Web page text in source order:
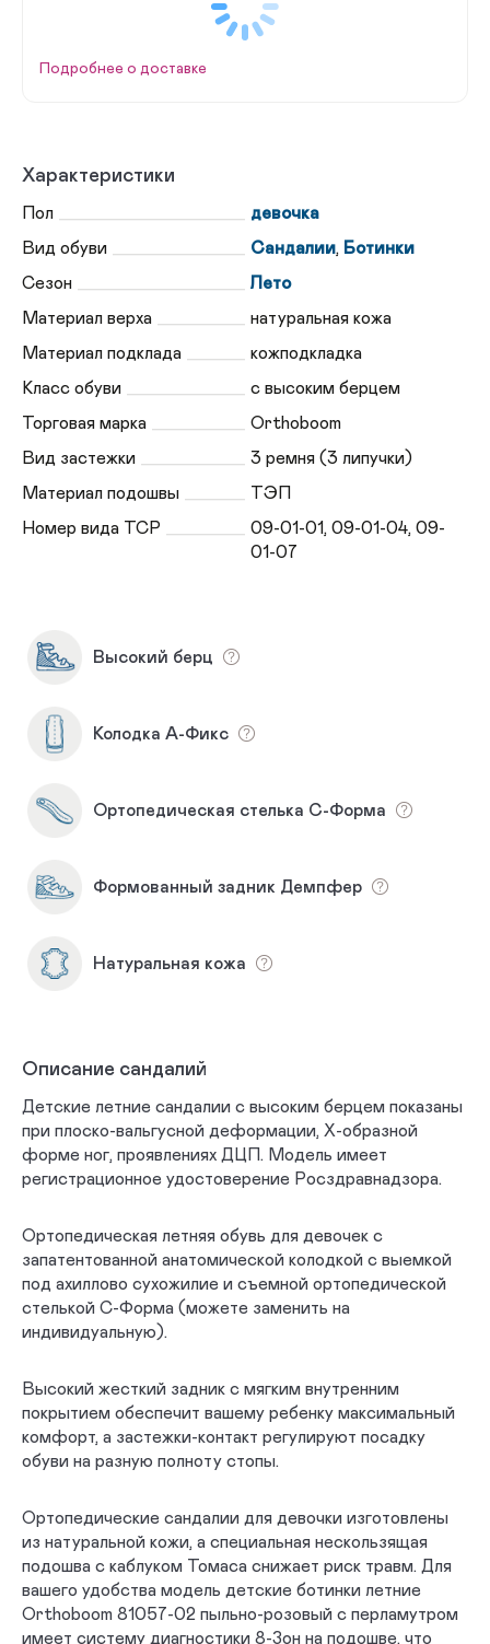
Подробнее о доставке
Характеристики
Пол
девочка
Вид обуви
Сандалии, Ботинки
Сезон
Лето
Материал верха
натуральная кожа
Материал подклада
кожподкладка
Класс обуви
с высоким берцем
Торговая марка
Orthoboom
Вид застежки
3 ремня (3 липучки)
Материал подошвы
ТЭП
Номер вида ТСР
09-01-01, 09-01-04, 09-
01-07
Высокий берц
Колодка А-Фикс
Ортопедическая стелька С-Форма
Формованный задник Демпфер
Натуральная кожа
Описание сандалий
Детские летние сандалии с высоким берцем показаны
при плоско-вальгусной деформации, Х-образной
форме ног, проявлениях ДЦП. Модель имеет
регистрационное удостоверение Росздравнадзора.
Ортопедическая летняя обувь для девочек с
запатентованной анатомической колодкой с выемкой
под ахиллово сухожилие и съемной ортопедической
стелькой С-Форма (можете заменить на
индивидуальную).
Высокий жесткий задник с мягким внутренним
покрытием обеспечит вашему ребенку максимальный
комфорт, а застежки-контакт регулируют посадку
обуви на разную полноту стопы.
Ортопедические сандалии для девочки изготовлены
из натуральной кожи, а специальная нескользящая
подошва с каблуком Томаса снижает риск травм. Для
вашего удобства модель детские ботинки летние
Orthoboom 81057-02 пыльно-розовый с перламутром
имеет систему диагностики 8-Зон на подошве, что